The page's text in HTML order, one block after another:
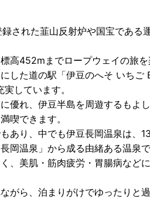
された韮山反射炉や国宝である
高452mまでロープウェイの旅を
した道の駅「伊豆のへそ いちご
しています。
優れ、伊豆半島を周遊するもよ
喫できます。
あり、中でも伊豆長岡温泉は、
岡温泉」から成る由緒ある温泉
、美肌・筋肉疲労・胃腸病など
がら、泊まりがけでゆったりと過